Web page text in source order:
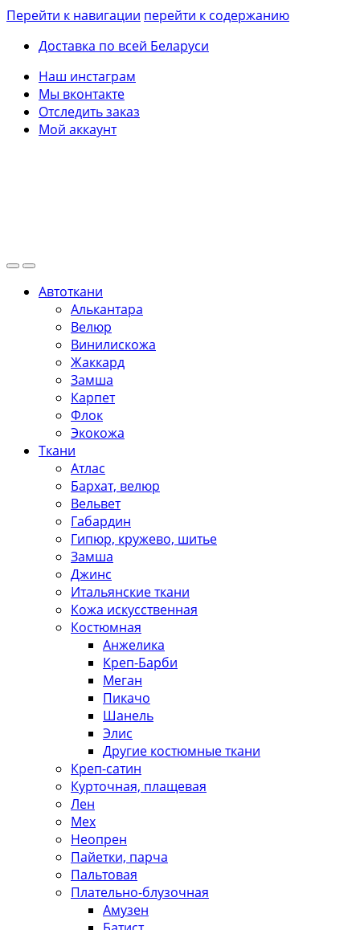
Перейти к навигации перейти к содержанию
Доставка по всей Беларуси
Наш инстаграм
Мы вконтакте
Отследить заказ
Мой аккаунт
Автоткани
Алькантара
Велюр
Винилискожа
Жаккард
Замша
Карпет
Флок
Экокожа
Ткани
Атлас
Бархат, велюр
Вельвет
Габардин
Гипюр, кружево, шитье
Замша
Джинс
Итальянские ткани
Кожа искусственная
Костюмная
Анжелика
Креп-Барби
Меган
Пикачо
Шанель
Элис
Другие костюмные ткани
Креп-сатин
Курточная, плащевая
Лен
Мех
Неопрен
Пайетки, парча
Пальтовая
Плательно-блузочная
Амузен